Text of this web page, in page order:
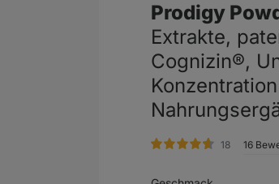
Prodigy
Extrakte,
Cognizin®,
18 16